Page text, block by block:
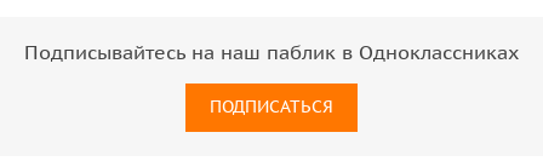
Подписывайтесь на наш паблик в Одноклассниках
ПОДПИСАТЬСЯ